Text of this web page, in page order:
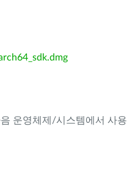
운영체제/시스템에서 사용